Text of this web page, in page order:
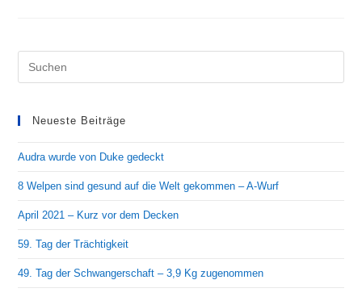
Decken
Neueste Beiträge
Audra wurde von Duke gedeckt
8 Welpen sind gesund auf die Welt gekommen – A-Wurf
April 2021 – Kurz vor dem Decken
59. Tag der Trächtigkeit
49. Tag der Schwangerschaft – 3,9 Kg zugenommen